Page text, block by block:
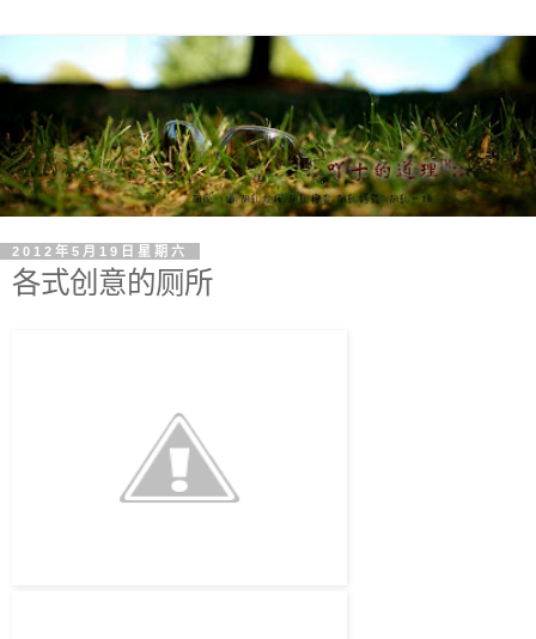
2012年5月19日星期六
各式创意的厕所